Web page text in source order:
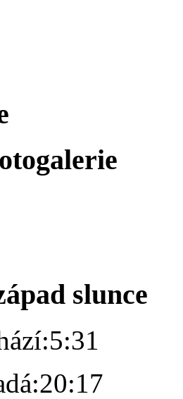
slunce
5:31
20:17